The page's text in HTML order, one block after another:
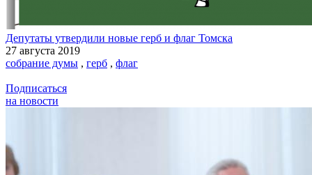
Депутаты утвердили новые герб и флаг Томска
27 августа 2019
собрание думы , герб , флаг
Подписаться
на новости